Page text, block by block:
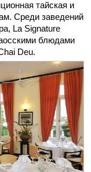
тайская и
Среди заведений
La Signature
блюдами
Deu.